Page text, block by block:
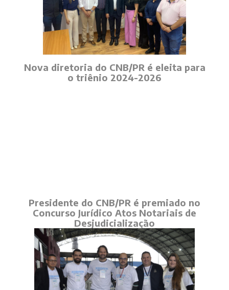
Nova diretoria do CNB/PR é eleita para
o triênio 2024-2026
Presidente do CNB/PR é premiado no
Concurso Jurídico Atos Notariais de
Desjudicialização